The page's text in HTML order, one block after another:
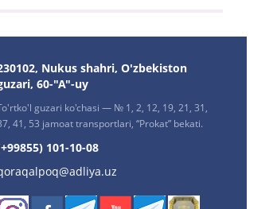
Nukus shahri, O'zbekiston
60-"A"-uy
guzari ko'chasi — № 1, 2, 12, 19, 21, 31,
41, 53 jamoat transportlari, “Prokat” bekati.
101-10-08